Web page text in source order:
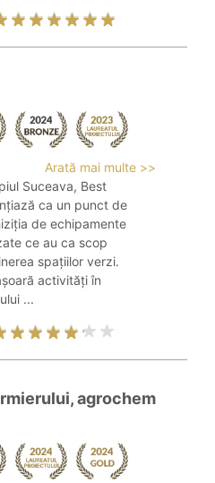
Arată mai multe >>
Suceava, Best
ca un punct de
de echipamente
ce au ca scop
spațiilor verzi.
activități în
...
agrochem